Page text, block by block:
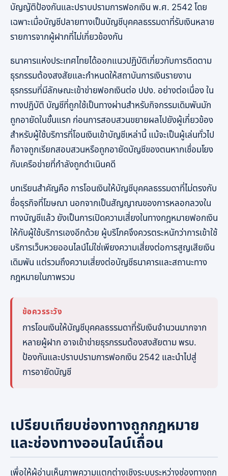
บัญญัติป้องกันและปราบปรามการฟอกเงิน พ.ศ. 2542 โดย
เฉพาะเมื่อบัญชีปลายทางเป็นบัญชีบุคคลธรรมดาที่รับเงินหลาย
รายการจากผู้ฝากที่ไม่เกี่ยวข้องกัน
ธนาคารแห่งประเทศไทยได้ออกแนวปฏิบัติเกี่ยวกับการติดตาม
ธุรกรรมต้องสงสัยและกำหนดให้สถาบันการเงินรายงาน
ธุรกรรมที่มีลักษณะเข้าข่ายฟอกเงินต่อ ปปง. อย่างต่อเนื่อง ใน
ทางปฏิบัติ บัญชีที่ถูกใช้เป็นทางผ่านสำหรับกิจกรรมเดิมพันมัก
ถูกอายัดในขั้นแรก ก่อนการสอบสวนขยายผลไปยังผู้เกี่ยวข้อง
สำหรับผู้ใช้บริการที่โอนเงินเข้าบัญชีเหล่านี้ แม้จะเป็นผู้เล่นทั่วไป
ก็อาจถูกเรียกสอบสวนหรือถูกอายัดบัญชีของตนหากเชื่อมโยง
กับเครือข่ายที่กำลังถูกดำเนินคดี
บทเรียนสำคัญคือ การโอนเงินให้บัญชีบุคคลธรรมดาที่ไม่ตรงกับ
ชื่อธุรกิจที่โฆษณา นอกจากเป็นสัญญาณของการหลอกลวงใน
ทางบัญชีแล้ว ยังเป็นการเปิดความเสี่ยงในทางกฎหมายฟอกเงิน
ให้กับผู้ใช้บริการเองอีกด้วย ผู้บริโภคจึงควรตระหนักว่าการเข้าใช้
บริการเว็บหวยออนไลน์ไม่ใช่เพียงความเสี่ยงต่อการสูญเสียเงิน
เดิมพัน แต่รวมถึงความเสี่ยงต่อบัญชีธนาคารและสถานะทาง
กฎหมายในภาพรวม
ข้อควรระวัง
การโอนเงินให้บัญชีบุคคลธรรมดาที่รับเงินจำนวนมากจาก
หลายผู้ฝาก อาจเข้าข่ายธุรกรรมต้องสงสัยตาม พรบ.
ป้องกันและปราบปรามการฟอกเงิน 2542 และนำไปสู่
การอายัดบัญชี
เปรียบเทียบช่องทางถูกกฎหมาย
และช่องทางออนไลน์เถื่อน
เพื่อให้ผู้อ่านเห็นภาพความแตกต่างเชิงระบบระหว่างช่องทางถูก